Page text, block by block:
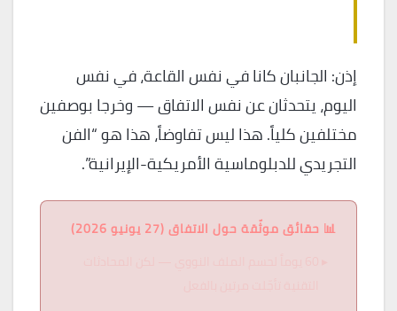
إذن: الجانبان كانا في نفس القاعة، في نفس
اليوم، يتحدثان عن نفس الاتفاق — وخرجا بوصفين
مختلفين كلياً. هذا ليس تفاوضاً، هذا هو “الفن
التجريدي للدبلوماسية الأمريكية-الإيرانية”.
📊 حقائق موثّقة حول الاتفاق (27 يونيو 2026)